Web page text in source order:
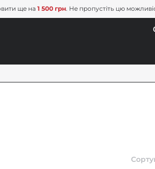
ще на 1 500 грн. Не пропустіть цю